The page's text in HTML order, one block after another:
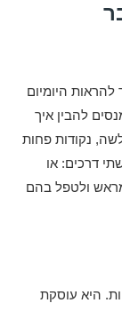
היומיום
להבין איך
נקודות פחות
דרכים: או
ולטפל בהם
היא עוסקת